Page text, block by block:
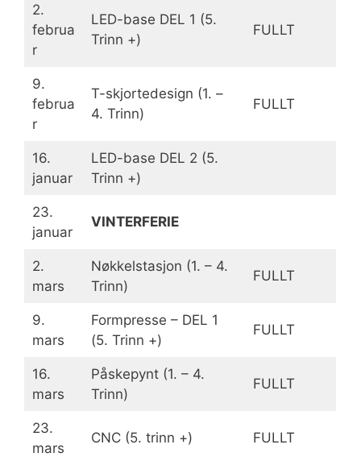
2.
februa
r
LED-base DEL 1 (5.
Trinn +)
FULLT
9.
februa
r
T-skjortedesign (1. –
4. Trinn)
FULLT
16.
januar
LED-base DEL 2 (5.
Trinn +)
23.
januar
VINTERFERIE
2.
mars
Nøkkelstasjon (1. – 4.
Trinn)
FULLT
9.
mars
Formpresse – DEL 1
(5. Trinn +)
FULLT
16.
mars
Påskepynt (1. – 4.
Trinn)
FULLT
23.
mars
CNC (5. trinn +) FULLT